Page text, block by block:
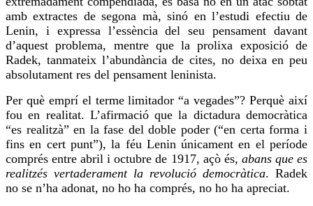
amb extractes de segona mà, sinó en l’estudi efectiu de
Lenin, i expressa l’essència del seu pensament davant
d’aquest problema, mentre que la prolixa exposició de
Radek, tanmateix l’abundància de cites, no deixa en peu
absolutament res del pensament leninista.
Per què empríel terme limitador “a vegades”? Perquè així
fou en realitat. L’afirmació que la dictadura democràtica
“es realitzà” en la fase del doble poder (“en certa forma i
fins en cert punt”), la féu Lenin únicament en el període
comprés entre abril i octubre de 1917, açò és, abans que es
realitzés vertaderament la revolució democràtica. Radek
no se n’ha adonat, no ho ha comprés, no ho ha apreciat.